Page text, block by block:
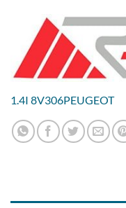
1.4I 8V306PEUGEOT